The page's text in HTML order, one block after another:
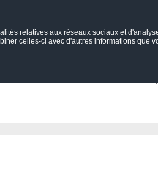
relatives aux réseaux sociaux et
celles-ci avec d'autres informations que